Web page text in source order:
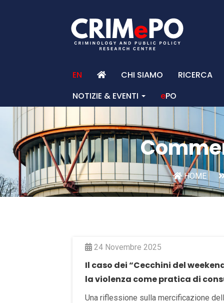
EN CHI SIAMO
RICERCA
NOTIZIE & EVENTI
ePO
HOME
24 Novembre 2025
Il caso dei “Cecchini del
la violenza come pratica di
Una riflessione sulla mercificazione